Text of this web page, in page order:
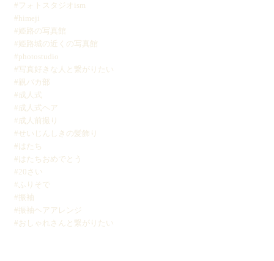
#フォトスタジオism
#himeji
#姫路の写真館
#姫路城の近くの写真館
#photostudio
#写真好きな人と繋がりたい
#親バカ部
#成人式
#成人式ヘア
#成人前撮り
#せいじんしきの髪飾り
#はたち
#はたちおめでとう
#20さい
#ふりそで
#振袖
#振袖ヘアアレンジ
#おしゃれさんと繋がりたい